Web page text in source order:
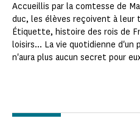
Accueillis par la comtesse de
duc, les élèves reçoivent à leur
Étiquette, histoire des rois de
loisirs... La vie quotidienne d'un
n'aura plus aucun secret pour